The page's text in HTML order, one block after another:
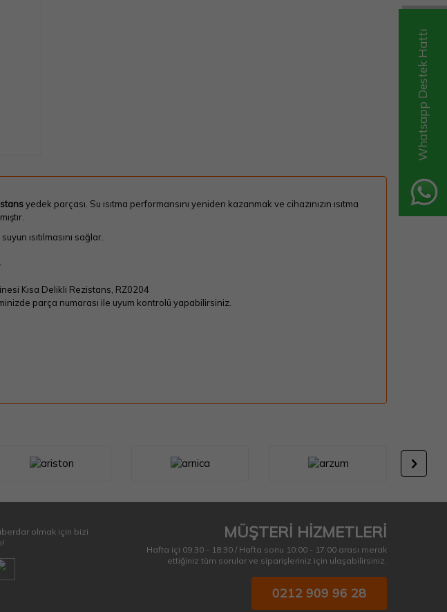
Whatsapp Destek Hattı
yedek parçası. Su ısıtma performansını yeniden kazanmak ve cihazınızın ısıtma
ısıtılmasını sağlar.
Kısa Delikli Rezistans, RZ0204
parça numarası ile uyum kontrolü yapabilirsiniz.
olmak için bizi
MÜŞTERİ HİZMETLERİ
Hafta içi 09:30 - 18:30 / Hafta sonu 10:00 - 17:00 arası merak
ettiğiniz tüm sorular ve siparişleriniz için ulaşabilirsiniz.
0212 909 96 28